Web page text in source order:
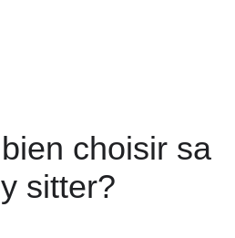
choisir sa
sitter?